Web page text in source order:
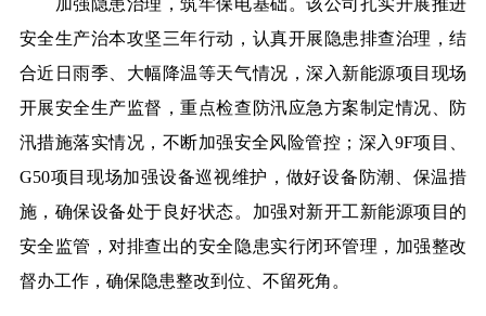
加强隐患治理，筑牢保电基础。该公司扎实开展推进
安全生产治本攻坚三年行动，认真开展隐患排查治理，结
合近日雨季、大幅降温等天气情况，深入新能源项目现场
开展安全生产监督，重点检查防汛应急方案制定情况、防
汛措施落实情况，不断加强安全风险管控；深入9F项目、
G50项目现场加强设备巡视维护，做好设备防潮、保温措
施，确保设备处于良好状态。加强对新开工新能源项目的
安全监管，对排查出的安全隐患实行闭环管理，加强整改
督办工作，确保隐患整改到位、不留死角。